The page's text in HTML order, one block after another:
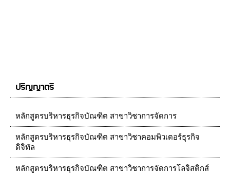
ปริญญาตรี
หลักสูตรบริหารธุรกิจบัณฑิต สาขาวิชาการจัดการ
หลักสูตรบริหารธุรกิจบัณฑิต สาขาวิชาคอมพิวเตอร์ธุรกิจ
ดิจิทัล
หลักสูตรบริหารธุรกิจบัณฑิต สาขาวิชาการจัดการโลจิสติกส์